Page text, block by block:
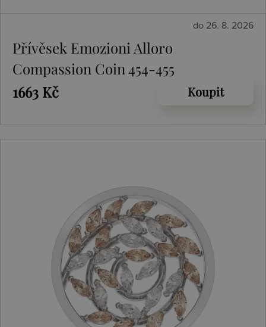
do 26. 8. 2026
Přívěsek Emozioni Alloro
Compassion Coin 454-455
1663 Kč
Koupit